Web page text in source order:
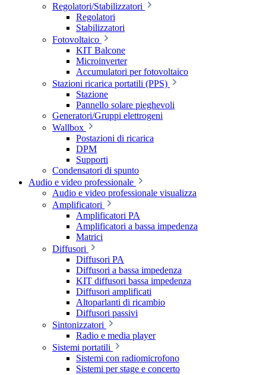
Regolatori/Stabilizzatori
Regolatori
Stabilizzatori
Fotovoltaico
KIT Balcone
Microinverter
Accumulatori per fotovoltaico
Stazioni ricarica portatili (PPS)
Stazione
Pannello solare pieghevoli
Generatori/Gruppi elettrogeni
Wallbox
Postazioni di ricarica
DPM
Supporti
Condensatori di spunto
Audio e video professionale
Audio e video professionale visualizza
Amplificatori
Amplificatori PA
Amplificatori a bassa impedenza
Matrici
Diffusori
Diffusori PA
Diffusori a bassa impedenza
KIT diffusori bassa impedenza
Diffusori amplificati
Altoparlanti di ricambio
Diffusori passivi
Sintonizzatori
Radio e media player
Sistemi portatili
Sistemi con radiomicrofono
Sistemi per stage e concerto